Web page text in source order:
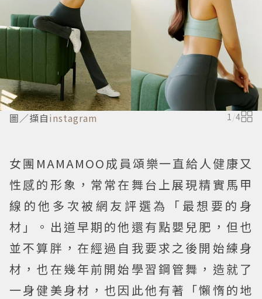
圖／擷自instagram 1 /4
女團MAMAMOO成員頌樂一直給人健康又
性感的形象，常常在舞台上展現精實馬甲
線的他多次被網友評選為「最想要的身
材」。出道早期的他還有點嬰兒肥，但也
並不算胖，在經過自我要求之後開始練身
材，也在幾年前開始學習鋼管舞，造就了
一身健美身材，也因此他有著「懶惰的地